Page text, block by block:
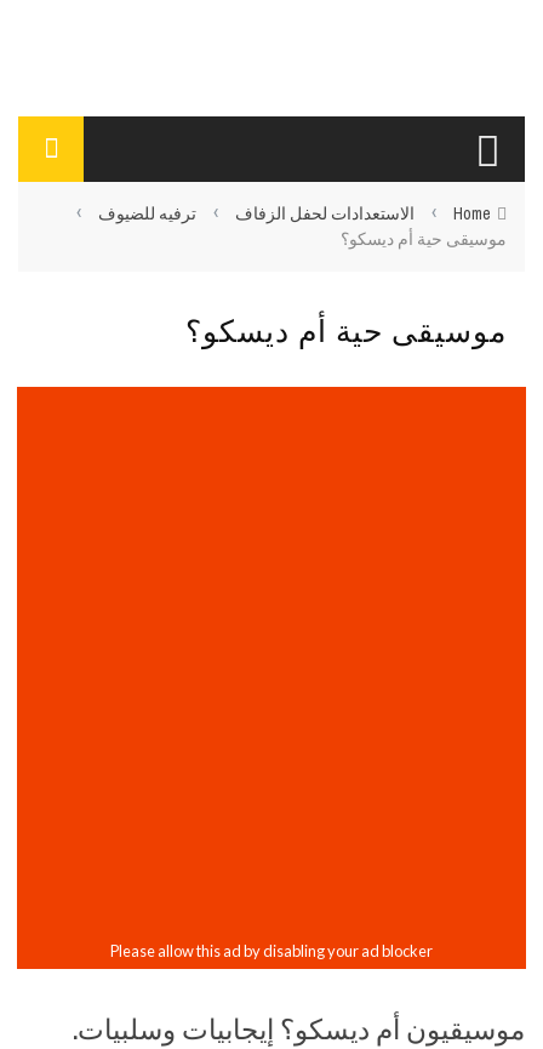
Home
› الاستعدادات لحفل الزفاف › ترفيه للضيوف ›
موسيقى حية أم ديسكو؟
موسيقى حية أم ديسكو؟
موسيقيون أم ديسكو؟ إيجابيات وسلبيات.